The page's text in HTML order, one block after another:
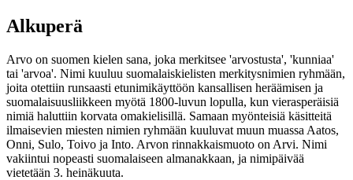
Alkuperä
Arvo on suomen kielen sana, joka merkitsee 'arvostusta', 'kunniaa'
tai 'arvoa'. Nimi kuuluu suomalaiskielisten merkitysnimien ryhmään,
joita otettiin runsaasti etunimikäyttöön kansallisen heräämisen ja
suomalaisuusliikkeen myötä 1800-luvun lopulla, kun vierasperäisiä
nimiä haluttiin korvata omakielisillä. Samaan myönteisiä käsitteitä
ilmaisevien miesten nimien ryhmään kuuluvat muun muassa Aatos,
Onni, Sulo, Toivo ja Into. Arvon rinnakkaismuoto on Arvi. Nimi
vakiintui nopeasti suomalaiseen almanakkaan, ja nimipäivää
vietetään 3. heinäkuuta.